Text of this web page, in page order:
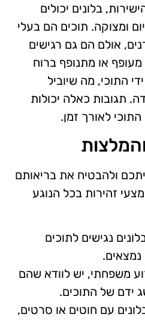
בלונים יכולים
ומצוקה. תוכים הם בעלי
אולם הם גם רגישים
מעופף או מתנופף ברוח
התוכי, מה שיוביל
תגובות כאלה יכולות
לאורך זמן.
ולהבטיח את בריאותם
זהירות בכל הנוגע
נגישים לתוכים
משפחתי, יש לוודא שהם
ידם של התוכים.
עם חוטים או סרטים,